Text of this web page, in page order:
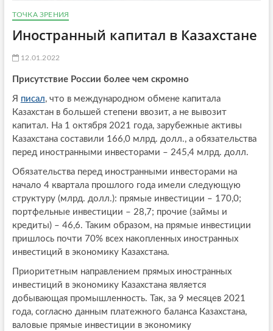
ТОЧКА ЗРЕНИЯ
Иностранный капитал в Казахстане
12.01.2022
Присутствие России более чем скромно
Я писал, что в международном обмене капитала
Казахстан в большей степени ввозит, а не вывозит
капитал. На 1 октября 2021 года, зарубежные активы
Казахстана составили 166,0 млрд. долл., а обязательства
перед иностранными инвесторами – 245,4 млрд. долл.
Обязательства перед иностранными инвесторами на
начало 4 квартала прошлого года имели следующую
структуру (млрд. долл.): прямые инвестиции – 170,0;
портфельные инвестиции – 28,7; прочие (займы и
кредиты) – 46,6. Таким образом, на прямые инвестиции
пришлось почти 70% всех накопленных иностранных
инвестиций в экономику Казахстана.
Приоритетным направлением прямых иностранных
инвестиций в экономику Казахстана является
добывающая промышленность. Так, за 9 месяцев 2021
года, согласно данным платежного баланса Казахстана,
валовые прямые инвестиции в экономику